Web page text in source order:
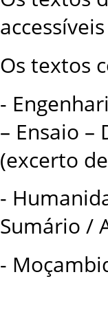
Os textos
-
– Ensaio –
(excerto
-
Sumário /
-